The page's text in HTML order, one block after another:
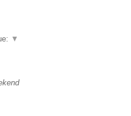
▼